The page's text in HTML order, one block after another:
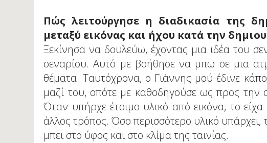
Πώς λειτούργησε η διαδικασία της
μεταξύ εικόνας και ήχου κατά την
Ξεκίνησα να δουλεύω, έχοντας μια ιδέα του
σεναρίου. Αυτό με βοήθησε να μπω σε μια
θέματα. Ταυτόχρονα, ο Γιάννης μού έδινε
μαζί του, οπότε με καθοδηγούσε ως προς την
Όταν υπήρχε έτοιμο υλικό από εικόνα, το
άλλος τρόπος. Όσο περισσότερο υλικό
μπει στο ύφος και στο κλίμα της ταινίας.